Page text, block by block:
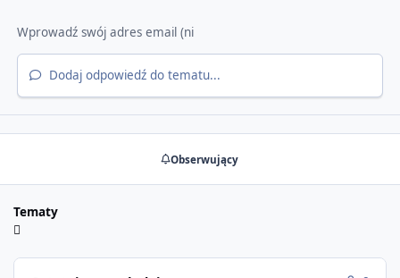
Dodaj odpowiedź do tematu...
Obserwujący
Tematy